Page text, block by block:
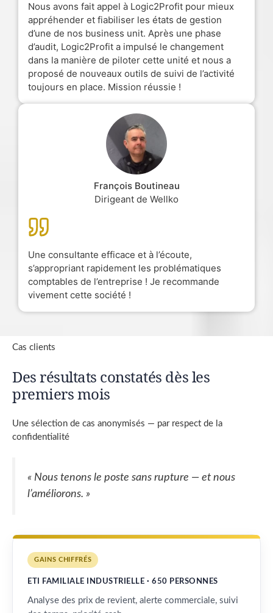
Nous avons fait appel à Logic2Profit pour mieux
appréhender et fiabiliser les états de gestion
d’une de nos business unit. Après une phase
d’audit, Logic2Profit a impulsé le changement
dans la manière de piloter cette unité et nous a
proposé de nouveaux outils de suivi de l’activité
toujours en place. Mission réussie !
François Boutineau
Dirigeant de Wellko
Une consultante efficace et à l’écoute,
s’appropriant rapidement les problématiques
comptables de l’entreprise ! Je recommande
vivement cette société !
Cas clients
Des résultats constatés dès les
premiers mois
Une sélection de cas anonymisés — par respect de la
confidentialité
« Nous tenons le poste sans rupture — et nous
l’améliorons. »
GAINS CHIFFRÉS
ETI FAMILIALE INDUSTRIELLE · 650 PERSONNES
Analyse des prix de revient, alerte commerciale, suivi